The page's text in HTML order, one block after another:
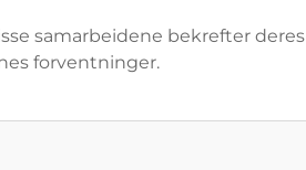
samarbeidene bekrefter deres
forventninger.